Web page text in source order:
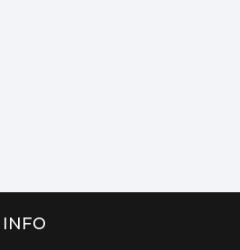
INFO